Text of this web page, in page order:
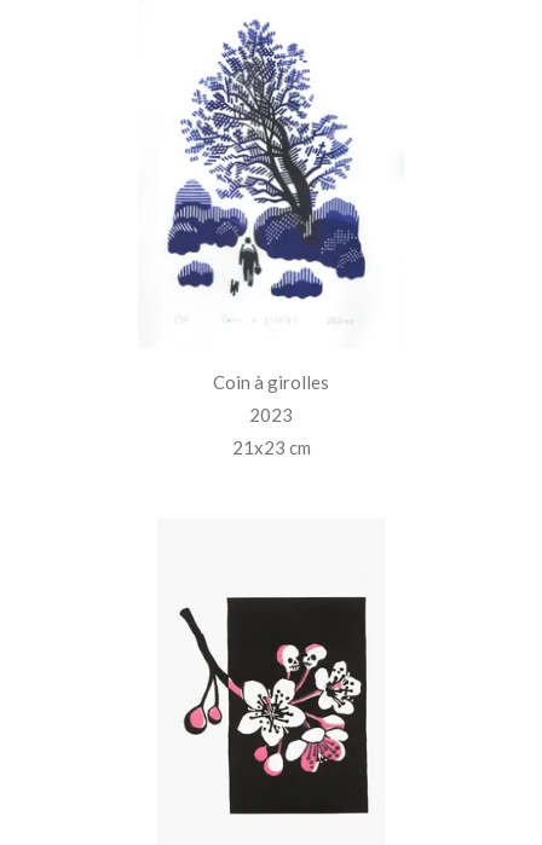
Coin à girolles
2023
21x23 cm